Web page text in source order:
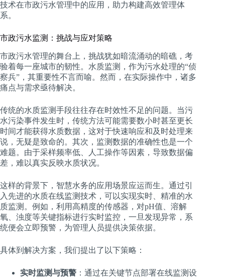
技术在市政污水管理中的应用，助力构建高效管理体
系。
市政污水监测：挑战与应对策略
市政污水管理的舞台上，挑战犹如暗流涌动的暗礁，考
验着每一座城市的韧性。水质监测，作为污水处理的“侦
察兵”，其重要性不言而喻。然而，在实际操作中，诸多
痛点与需求亟待解决。
传统的水质监测手段往往存在时效性不足的问题。当污
水污染事件发生时，传统方法可能需要数小时甚至更长
时间才能获得水质数据，这对于快速响应和及时处理来
说，无疑是致命的。其次，监测数据的准确性也是一个
难题。由于采样频率低、人工操作等因素，导致数据偏
差，难以真实反映水质状况。
这样的背景下，智慧水务的应用场景应运而生。通过引
入先进的水质在线监测技术，可以实现实时、精准的水
质监测。例如，利用高精度的传感器，对pH值、溶解
氧、浊度等关键指标进行实时监控，一旦发现异常，系
统便会立即预警，为管理人员提供决策依据。
具体到解决方案，我们提出了以下策略：
实时监测与预警 ：通过在关键节点部署在线监测设